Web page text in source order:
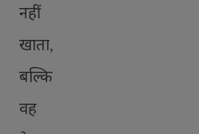
नहीं
खाता,
बल्कि
वह